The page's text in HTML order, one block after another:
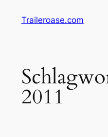
InhaltTraileroase.com
2011